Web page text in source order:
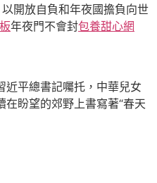
開放自負和年夜國擔負向世
年夜門不會封包養甜心網
總書記囑托，中華兒女
盼望的郊野上書寫著“春天